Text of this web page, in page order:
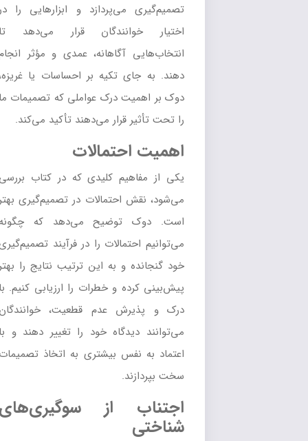
تصمیم‌گیری می‌پردازد و ابزارهایی را در
اختیار خوانندگان قرار می‌دهد تا
انتخاب‌هایی آگاهانه، عمدی و مؤثر انجام
دهند. به جای تکیه بر احساسات یا غریزه،
دوک بر اهمیت درک عواملی که تصمیمات ما
را تحت تأثیر قرار می‌دهند تأکید می‌کند.
اهمیت احتمالات
یکی از مفاهیم کلیدی که در کتاب بررسی
می‌شود، نقش احتمالات در تصمیم‌گیری بهتر
است. دوک توضیح می‌دهد که چگونه
می‌توانیم احتمالات را در فرآیند تصمیم‌گیری
خود گنجانده و به این ترتیب نتایج را بهتر
پیش‌بینی کرده و خطرات را ارزیابی کنیم. با
درک و پذیرش عدم قطعیت، خوانندگان
می‌توانند دیدگاه خود را تغییر دهند و با
اعتماد به نفس بیشتری به اتخاذ تصمیمات
سخت بپردازند.
اجتناب از سوگیری‌های
شناختی